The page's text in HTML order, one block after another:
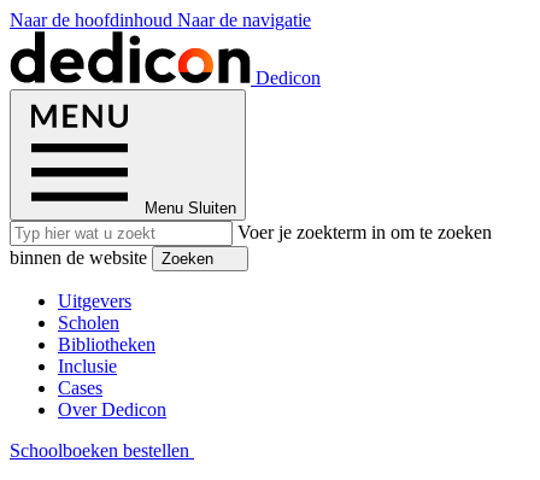
Naar de hoofdinhoud Naar de navigatie
Dedicon
Menu Sluiten
Voer je zoekterm in om te zoeken
binnen de website
Zoeken
Uitgevers
Scholen
Bibliotheken
Inclusie
Cases
Over Dedicon
Schoolboeken bestellen